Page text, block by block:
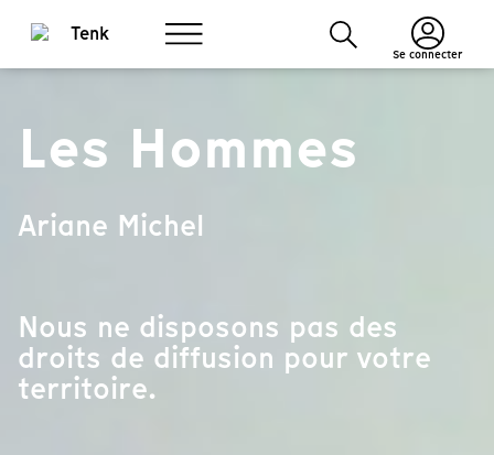
Se connecter
Les Hommes
Ariane Michel
Nous ne disposons pas des
droits de diffusion pour votre
territoire.